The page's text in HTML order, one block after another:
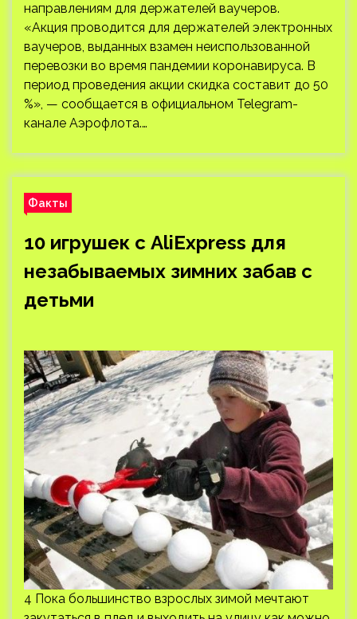
направлениям для держателей ваучеров.
«Акция проводится для держателей электронных
ваучеров, выданных взамен неиспользованной
перевозки во время пандемии коронавируса. В
период проведения акции скидка составит до 50
%», — сообщается в официальном Telegram-
канале Аэрофлота.…
Факты
10 игрушек с AliExpress для
незабываемых зимних забав с
детьми
4 Пока большинство взрослых зимой мечтают